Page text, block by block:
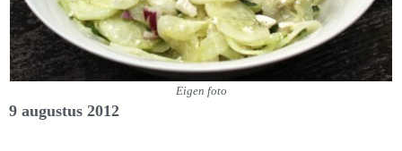
Eigen foto
9 augustus 2012